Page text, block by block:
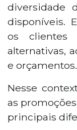
diversidade
disponíveis.
os clientes
alternativas,
e orçamentos.
Nesse
as
principais